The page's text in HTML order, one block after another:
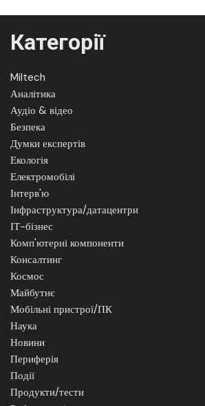
Категорії
Miltech
Аналітика
Аудіо & відео
Безпека
Думки експертів
Екологія
Електромобілі
Інтерв'ю
Інфраструктура/датацентри
ІТ-бізнес
Комп'ютерні компоненти
Консалтинг
Космос
Майбутнє
Мобільні пристрої/ПК
Наука
Новини
Периферія
Події
Продукти/тести